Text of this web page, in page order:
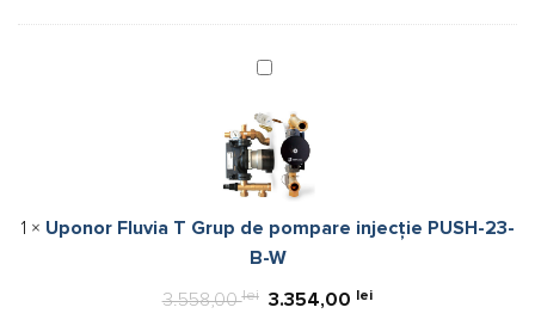
FTEuro
Uponor
T
Grup
de
pompare
injecție
PUSH-
23-
1 × Uponor Fluvia T Grup de pompare injecție PUSH-23-
B-W
3.558,00lei
Prețul
3.354,00 leiPrețul